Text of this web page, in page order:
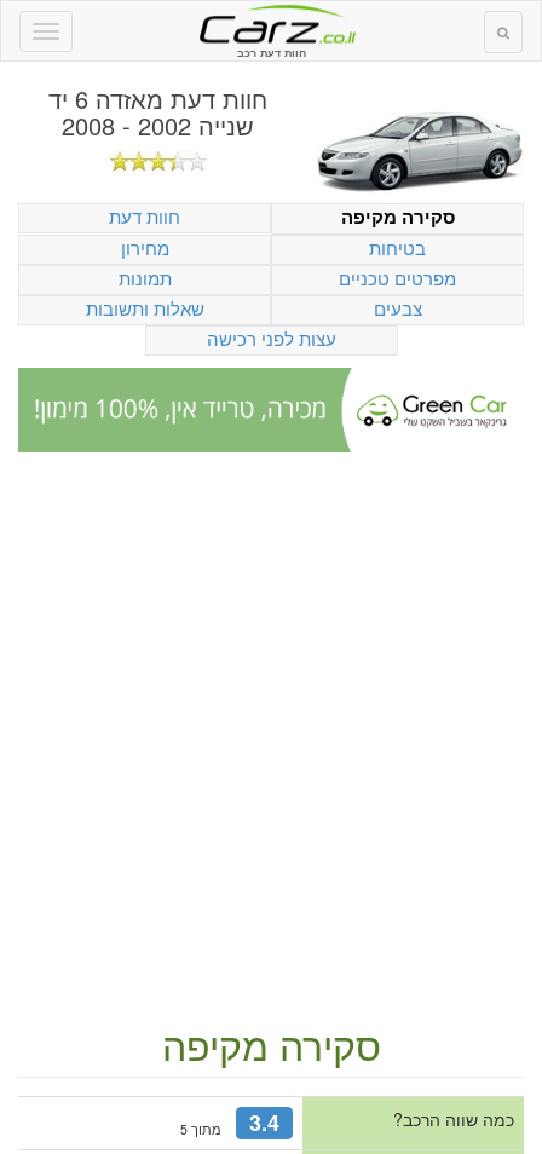
חוות דעת רכב
חוות דעת מאזדה 6 יד
שנייה 2002 - 2008
סקירה מקיפה
חוות דעת
בטיחות
מחירון
מפרטים טכניים
תמונות
צבעים
שאלות ותשובות
עצות לפני רכישה
סקירה מקיפה
כמה שווה הרכב? 3.4 מתוך 5